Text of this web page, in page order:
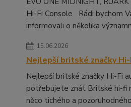
Hi-Fi Console Rádi bychom
informovali o několika
15.06.2026
Nejlepší britské značky Hi-
Nejlepší britské značky Hi-Fi
potřebujete znát Britské hi-fi
něco tichého a